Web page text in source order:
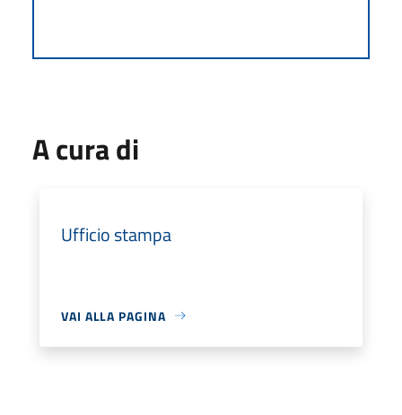
A cura di
Ufficio stampa
VAI ALLA PAGINA